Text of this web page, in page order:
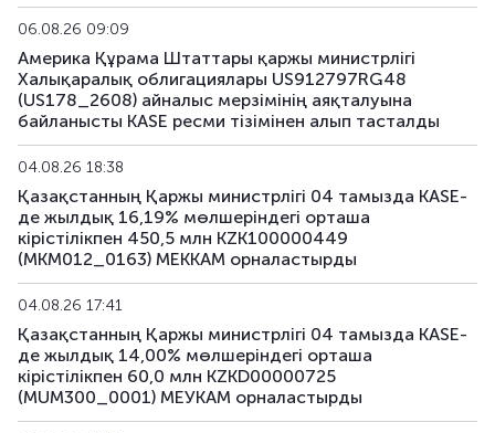
US195_2701 US912828Z781 аралас
US196_3008 US91282CAE12 аралас
US197_2802 US91282CGP05 аралас
US198_2804 US91282CMW81 аралас
US199_2808 US91282CNU17
US200_2803
06.08.26 09:09
Америка Құрама Штаттары қаржы министрлігі
Халықаралық облигациялары US912797RG48
(US178_2608) айналыс мерзімінің аяқталуына
байланысты KASE ресми тізімінен алып тасталды
04.08.26 18:38
Қазақстанның Қаржы министрлігі 04 тамызда KASE-
де жылдық 16,19% мөлшеріндегі орташа
кірістілікпен 450,5 млн KZK100000449
(MKM012_0163) МЕККАМ орналастырды
04.08.26 17:41
Қазақстанның Қаржы министрлігі 04 тамызда KASE-
де жылдық 14,00% мөлшеріндегі орташа
кірістілікпен 60,0 млн KZKD00000725
(MUM300_0001) МЕУКАМ орналастырды